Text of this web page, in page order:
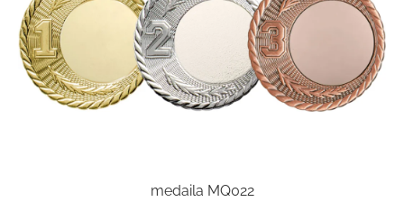
medaila MQ022